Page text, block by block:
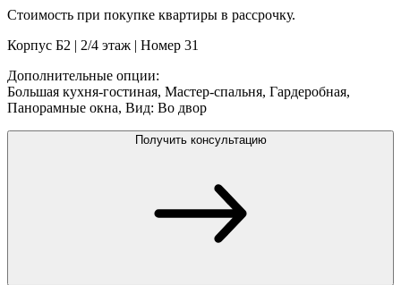
Cтоимость при покупке квартиры в рассрочку.
Корпус Б2 | 2/4 этаж | Номер 31
Дополнительные опции:
Большая кухня-гостиная, Мастер-спальня, Гардеробная,
Панорамные окна, Вид: Во двор
Получить консультацию